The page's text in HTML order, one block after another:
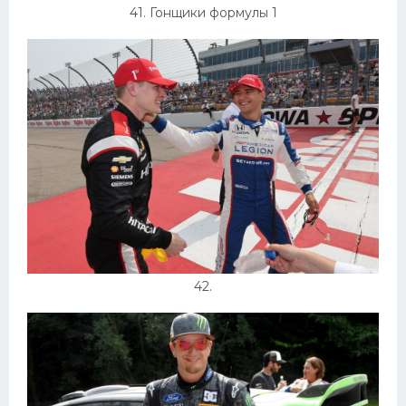
41. Гонщики формулы 1
42.